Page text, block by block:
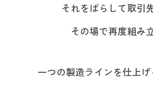
それをばらして取引
その場で再度組み
一つの製造ラインを仕上